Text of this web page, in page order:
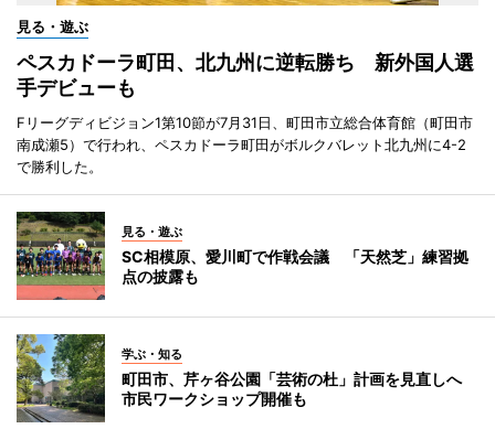
見る・遊ぶ
ペスカドーラ町田、北九州に逆転勝ち 新外国人選
手デビューも
Fリーグディビジョン1第10節が7月31日、町田市立総合体育館（町田市
南成瀬5）で行われ、ペスカドーラ町田がボルクバレット北九州に4-2
で勝利した。
見る・遊ぶ
SC相模原、愛川町で作戦会議 「天然芝」練習拠
点の披露も
学ぶ・知る
町田市、芹ヶ谷公園「芸術の杜」計画を見直しへ
市民ワークショップ開催も